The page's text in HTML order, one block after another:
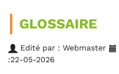
GLOSSAIRE
Edité par : Webmaster
:22-05-2026